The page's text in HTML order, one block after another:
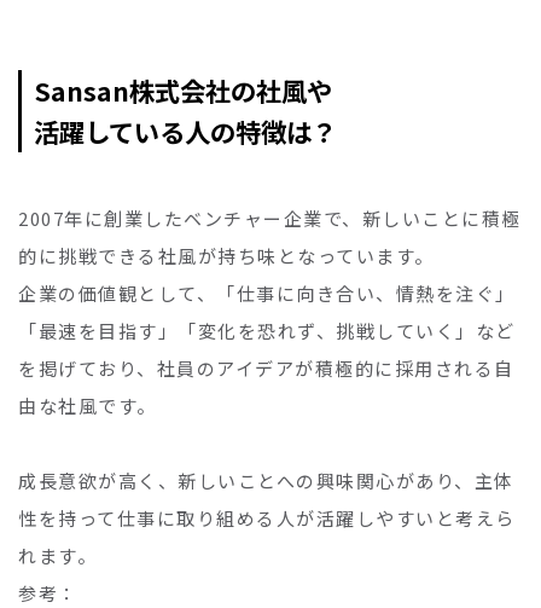
Sansan株式会社の社風や
活躍している人の特徴は？
2007年に創業したベンチャー企業で、新しいことに積極
的に挑戦できる社風が持ち味となっています。
企業の価値観として、「仕事に向き合い、情熱を注ぐ」
「最速を目指す」「変化を恐れず、挑戦していく」など
を掲げており、社員のアイデアが積極的に採用される自
由な社風です。
成長意欲が高く、新しいことへの興味関心があり、主体
性を持って仕事に取り組める人が活躍しやすいと考えら
れます。
参考：